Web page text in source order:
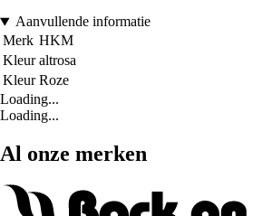
Aanvullende informatie
Merk HKM
Kleur altrosa
Kleur Roze
Loading...
Loading...
Al onze merken